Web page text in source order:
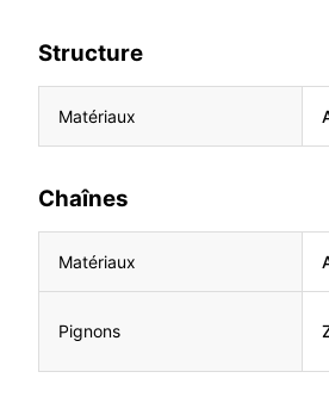
Structure
Matériaux
Chaînes
Matériaux
Pignons